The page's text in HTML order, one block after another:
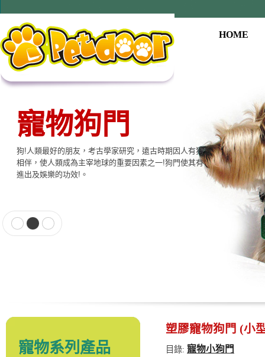
HOME
寵物狗門
狗!人類最好的朋友，考古學家研究，遠古時期因人有狗
相伴，使人類成為主宰地球的重要因素之一!狗門使其有
進出及娛樂的功效!。
寵物系列產品
塑膠寵物狗門 (小
目錄: 寵物小狗門